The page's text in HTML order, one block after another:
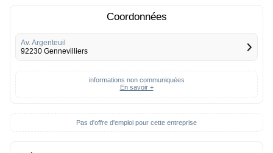
Pas d'offre d'emploi pour cette entreprise
Coordonnées
Av. Argenteuil
92230 Gennevilliers
informations non communiquées
En savoir +